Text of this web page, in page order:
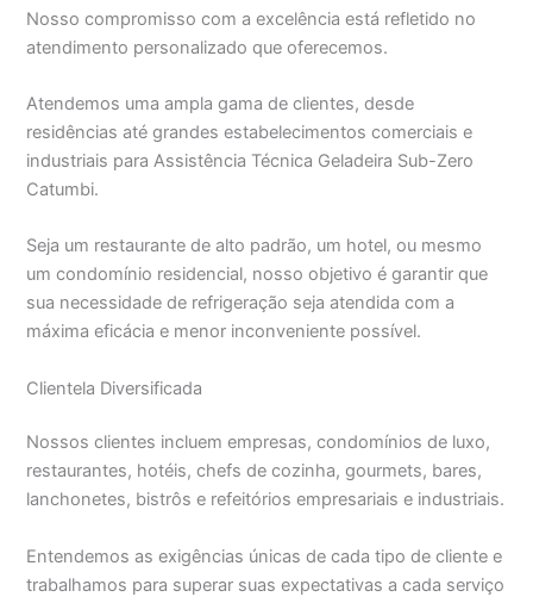
Nosso compromisso com a excelência está refletido no
atendimento personalizado que oferecemos.
Atendemos uma ampla gama de clientes, desde
residências até grandes estabelecimentos comerciais e
industriais para Assistência Técnica Geladeira Sub-Zero
Catumbi.
Seja um restaurante de alto padrão, um hotel, ou mesmo
um condomínio residencial, nosso objetivo é garantir que
sua necessidade de refrigeração seja atendida com a
máxima eficácia e menor inconveniente possível.
Clientela Diversificada
Nossos clientes incluem empresas, condomínios de luxo,
restaurantes, hotéis, chefs de cozinha, gourmets, bares,
lanchonetes, bistrôs e refeitórios empresariais e industriais.
Entendemos as exigências únicas de cada tipo de cliente e
trabalhamos para superar suas expectativas a cada serviço